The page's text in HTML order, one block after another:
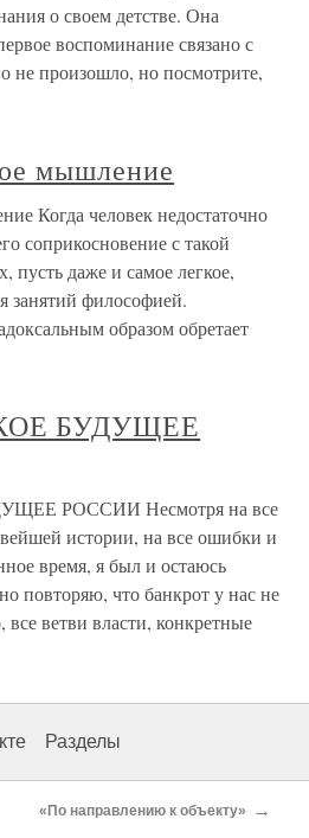
о своем детстве. Она
воспоминание связано с
не произошло, но посмотрите,
мышление
Когда человек недостаточно
соприкосновение с такой
пусть даже и самое легкое,
занятий философией.
образом обретает
БУДУЩЕЕ
РОССИИ Несмотря на все
истории, на все ошибки и
время, я был и остаюсь
повторяю, что банкрот у нас не
все ветви власти, конкретные
Разделы
«По направлению к объекту» →